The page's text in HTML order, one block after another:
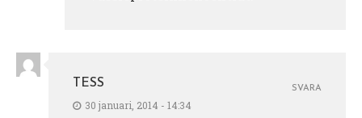
TESS
30 januari, 2014 - 14:34
SVARA